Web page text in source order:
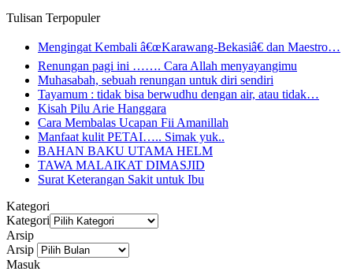
Tulisan Terpopuler
Mengingat Kembali â€œKarawang-Bekasiâ€ dan Maestro…
Renungan pagi ini ……. Cara Allah menyayangimu
Muhasabah, sebuah renungan untuk diri sendiri
Tayamum : tidak bisa berwudhu dengan air, atau tidak…
Kisah Pilu Arie Hanggara
Cara Membalas Ucapan Fii Amanillah
Manfaat kulit PETAI….. Simak yuk..
BAHAN BAKU UTAMA HELM
TAWA MALAIKAT DIMASJID
Surat Keterangan Sakit untuk Ibu
Kategori
Kategori
Arsip
Arsip
Masuk